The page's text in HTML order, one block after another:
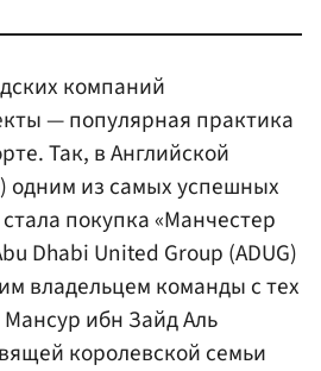
компаний
— популярная практика
Так, в Английской
одним из самых успешных
покупка «Манчестер
Dhabi United Group (ADUG)
владельцем команды с тех
ибн Зайд Аль
королевской семьи